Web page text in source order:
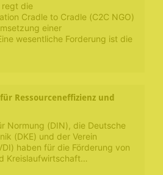
regt die
Cradle to Cradle (C2C NGO)
einer
wesentliche Forderung ist die
Ressourceneffizienz und
Normung (DIN), die Deutsche
(DKE) und der Verein
haben für die Förderung von
Kreislaufwirtschaft…